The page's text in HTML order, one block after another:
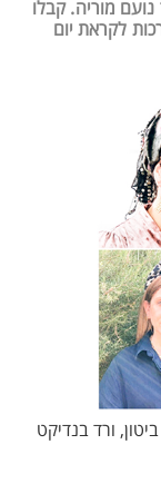
מוריה. קבלו
לקראת יום
ורד בנדיקט